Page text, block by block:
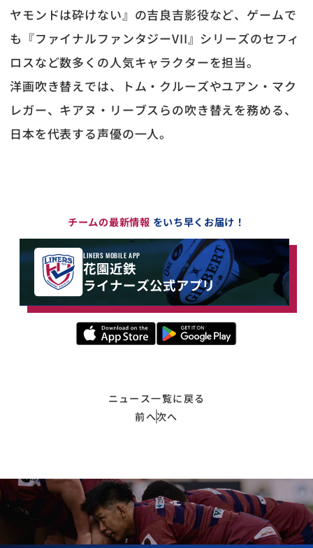
ヤモンドは砕けない』の吉良吉影役など、ゲームで
も『ファイナルファンタジーVII』シリーズのセフィ
ロスなど数多くの人気キャラクターを担当。
洋画吹き替えでは、トム・クルーズやユアン・マク
レガー、キアヌ・リーブスらの吹き替えを務める、
日本を代表する声優の一人。
チームの最新情報 をいち早くお届け！
LINERS MOBILE APP
花園近鉄
ライナーズ公式アプリ
ニュース一覧に戻る
前へ次へ